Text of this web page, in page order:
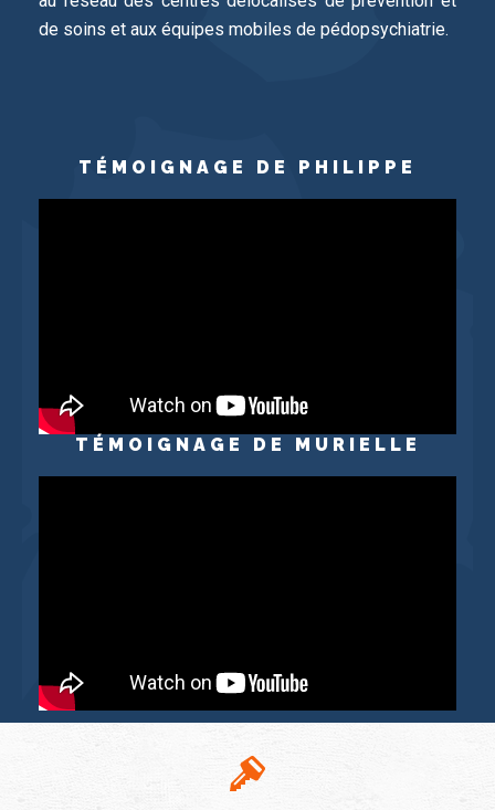
de soins et aux équipes mobiles de pédopsychiatrie.
TÉMOIGNAGE DE PHILIPPE
TÉMOIGNAGE DE MURIELLE